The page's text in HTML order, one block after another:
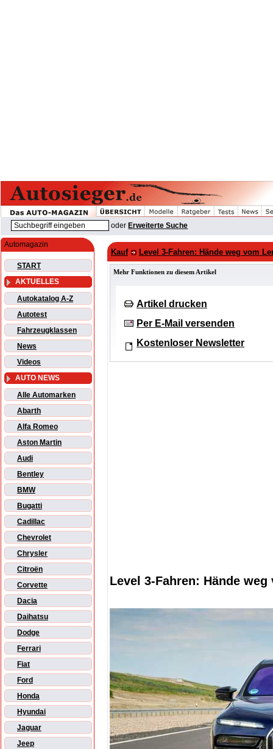
oder Erweiterte Suche
Automagazin
START
AKTUELLES
Autokatalog A-Z
Autotest
Fahrzeugklassen
News
Videos
AUTO NEWS
Alle Automarken
Abarth
Alfa Romeo
Aston Martin
Audi
Bentley
BMW
Bugatti
Cadillac
Chevrolet
Chrysler
Citroën
Corvette
Dacia
Daihatsu
Dodge
Ferrari
Fiat
Ford
Honda
Hyundai
Jaguar
Jeep
Kauf Level 3-Fahren: Hände weg vom
Mehr Funktionen zu diesem Artikel
Artikel drucken
Per E-Mail versenden
Kostenloser Newsletter
Level 3-Fahren: Hände